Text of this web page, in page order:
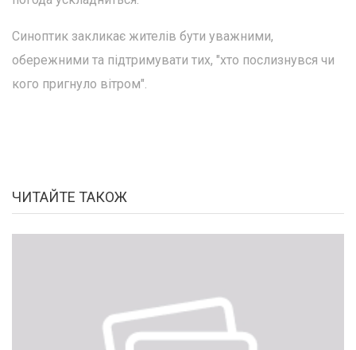
Синоптик закликає жителів бути уважними,
обережними та підтримувати тих, "хто послизнувся чи
кого пригнуло вітром".
ЧИТАЙТЕ ТАКОЖ